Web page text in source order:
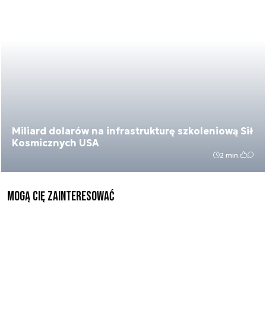
Miliard dolarów na infrastrukturę szkoleniową Sił
Kosmicznych USA
2 min.
Mogą Cię zainteresować